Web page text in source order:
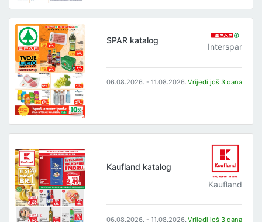
SPAR katalog
Interspar
06.08.2026. - 11.08.2026. Vrijedi još 3 dana
Kaufland katalog
Kaufland
06.08.2026. - 11.08.2026. Vrijedi još 3 dana